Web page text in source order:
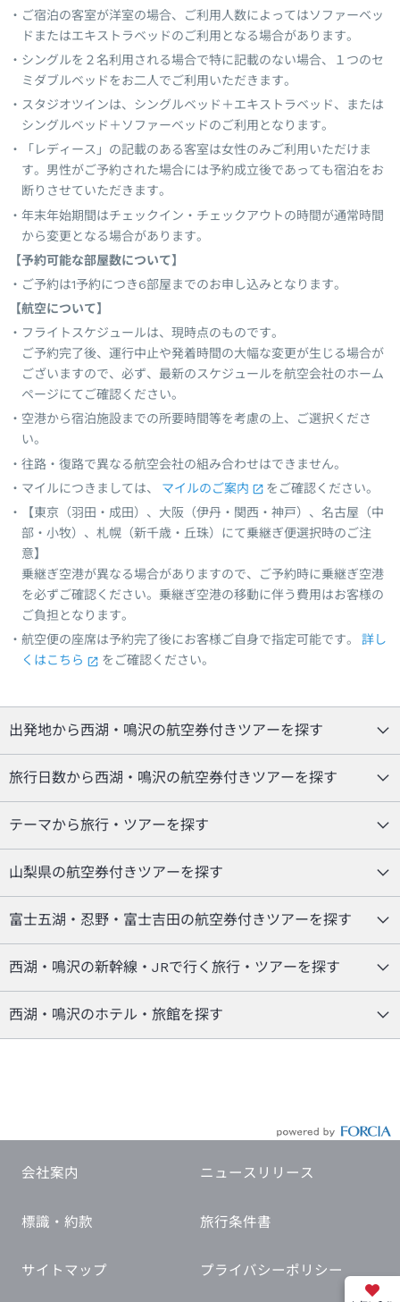
ご宿泊の客室が洋室の場合、ご利用人数によってはソファーベッ
ドまたはエキストラベッドのご利用となる場合があります。
シングルを２名利用される場合で特に記載のない場合、１つのセ
ミダブルベッドをお二人でご利用いただきます。
スタジオツインは、シングルベッド＋エキストラベッド、または
シングルベッド＋ソファーベッドのご利用となります。
「レディース」の記載のある客室は女性のみご利用いただけま
す。男性がご予約された場合には予約成立後であっても宿泊をお
断りさせていただきます。
年末年始期間はチェックイン・チェックアウトの時間が通常時間
から変更となる場合があります。
【予約可能な部屋数について】
ご予約は1予約につき6部屋までのお申し込みとなります。
【航空について】
フライトスケジュールは、現時点のものです。
ご予約完了後、運行中止や発着時間の大幅な変更が生じる場合が
ございますので、必ず、最新のスケジュールを航空会社のホーム
ページにてご確認ください。
空港から宿泊施設までの所要時間等を考慮の上、ご選択くださ
い。
往路・復路で異なる航空会社の組み合わせはできません。
マイルにつきましては、
マイルのご案内
をご確認ください。
【東京（羽田・成田）、大阪（伊丹・関西・神戸）、名古屋（中
部・小牧）、札幌（新千歳・丘珠）にて乗継ぎ便選択時のご注
意】
乗継ぎ空港が異なる場合がありますので、ご予約時に乗継ぎ空港
を必ずご確認ください。乗継ぎ空港の移動に伴う費用はお客様の
ご負担となります。
航空便の座席は予約完了後にお客様ご自身で指定可能です。
詳し
くはこちら
をご確認ください。
出発地から西湖・鳴沢の航空券付きツアーを探す
旅行日数から西湖・鳴沢の航空券付きツアーを探す
テーマから旅行・ツアーを探す
山梨県の航空券付きツアーを探す
富士五湖・忍野・富士吉田の航空券付きツアーを探す
西湖・鳴沢の新幹線・JRで行く旅行・ツアーを探す
西湖・鳴沢のホテル・旅館を探す
会社案内 ニュースリリース
標識・約款 旅行条件書
サイトマップ プライバシーポリシー